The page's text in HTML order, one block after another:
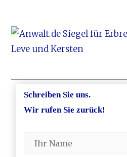
WhatsApp
Schreiben Sie uns.
Wir rufen Sie zurück!